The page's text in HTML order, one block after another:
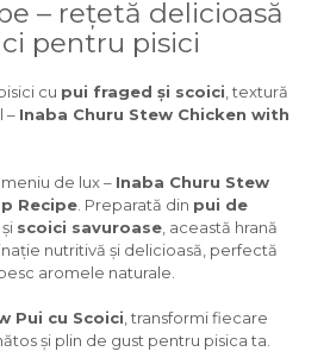
– rețetă delicioasă
pentru pisici
cu pui fraged și scoici , textură
– Inaba Churu Stew Chicken with
de lux – Inaba Churu Stew
Recipe . Preparată din pui de
și scoici savuroase , această hrană
nutritivă și delicioasă, perfectă
aromele naturale.
Pui cu Scoici , transformi fiecare
și plin de gust pentru pisica ta.